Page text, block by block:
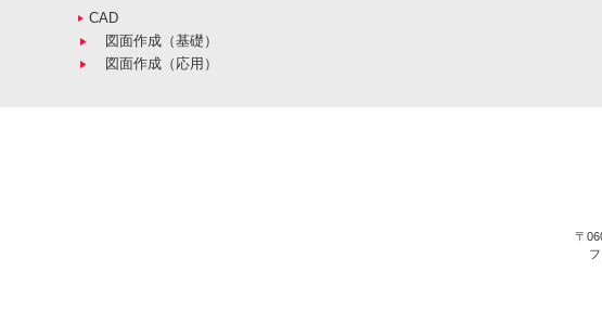
CAD
図面作成（基礎）
図面作成（応用）
〒